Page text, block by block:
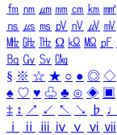
㎙ ㎚ ㎛ ㎜ ㎝ ㎞ ㎟
㎱ ㎲ ㎳ ㎴ ㎵ ㎶ ㎷
㎒ ㎓ ㎔ Ω ㏀ ㏁ ㎊
㏃ ㏉ ㏜ ㏆
§ ※ ☆ ★ ○ ● ◎ ◇
♠ ♡ ♥ ♧ ♣ ⊙ ◈ ▣
‡ ↕ ↗ ↙ ↖ ↘ ♭ ♩
ⅰ
ⅱ ⅲ ⅳ ⅴ ⅵ ⅶ